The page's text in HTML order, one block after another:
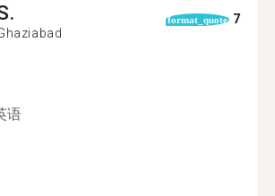
format_quote 7
语